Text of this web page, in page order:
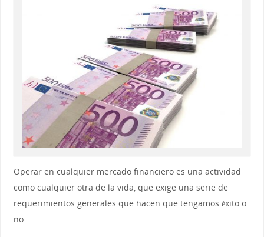
Operar en cualquier mercado financiero es una actividad
como cualquier otra de la vida, que exige una serie de
requerimientos generales que hacen que tengamos éxito o
no.